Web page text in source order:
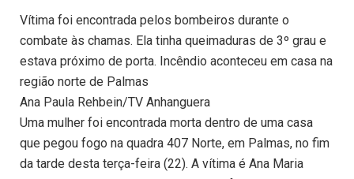
Vítima foi encontrada pelos bombeiros durante o
combate às chamas. Ela tinha queimaduras de 3º grau e
estava próximo de porta. Incêndio aconteceu em casa na
região norte de Palmas
Ana Paula Rehbein/TV Anhanguera
Uma mulher foi encontrada morta dentro de uma casa
que pegou fogo na quadra 407 Norte, em Palmas, no fim
da tarde desta terça-feira (22). A vítima é Ana Maria